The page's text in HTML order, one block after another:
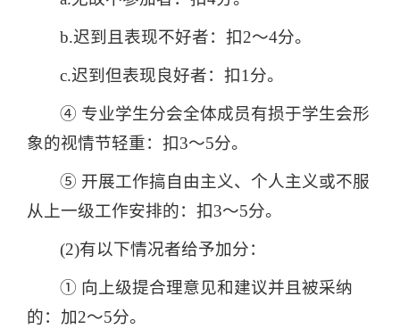
b.迟到且表现不好者：扣2～4分。
c.迟到但表现良好者：扣1分。
④ 专业学生分会全体成员有损于学生会形
象的视情节轻重：扣3～5分。
⑤ 开展工作搞自由主义、个人主义或不服
从上一级工作安排的：扣3～5分。
(2)有以下情况者给予加分：
① 向上级提合理意见和建议并且被采纳
的：加2～5分。